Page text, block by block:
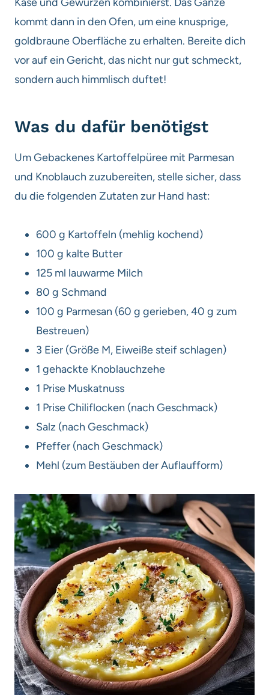
kommt dann in den Ofen, um eine knusprige,
goldbraune Oberfläche zu erhalten. Bereite dich
vor auf ein Gericht, das nicht nur gut schmeckt,
sondern auch himmlisch duftet!
Was du dafür benötigst
Um Gebackenes Kartoffelpüree mit Parmesan
und Knoblauch zuzubereiten, stelle sicher, dass
du die folgenden Zutaten zur Hand hast:
600 g Kartoffeln (mehlig kochend)
100 g kalte Butter
125 ml lauwarme Milch
80 g Schmand
100 g Parmesan (60 g gerieben, 40 g zum
Bestreuen)
3 Eier (Größe M, Eiweiße steif schlagen)
1 gehackte Knoblauchzehe
1 Prise Muskatnuss
1 Prise Chiliflocken (nach Geschmack)
Salz (nach Geschmack)
Pfeffer (nach Geschmack)
Mehl (zum Bestäuben der Auflaufform)